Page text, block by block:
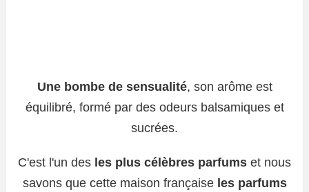
Une bombe de sensualité, son arôme est
équilibré, formé par des odeurs balsamiques et
sucrées.
C'est l'un des les plus célèbres parfums et nous
savons que cette maison française les parfums